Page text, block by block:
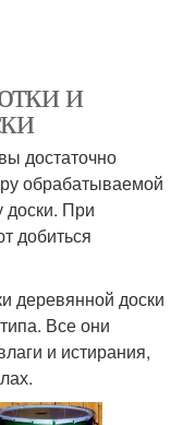
и
достаточно
обрабатываемой
доски. При
добиться
деревянной доски
Все они
и истирания,